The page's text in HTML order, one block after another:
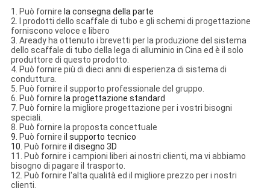
1. Può fornire la consegna della parte
2.
I prodotti dello scaffale di tubo e gli schemi di progettazione
forniscono veloce e libero
3. Areadyha ottenuto i brevetti per la produzione del sistema
dello scaffale di tubo della lega di alluminio in Cina ed è il solo
produttore di questo prodotto.
4. Può fornire più di dieci anni di esperienza di sistema di
conduttura.
5. Può fornire il supporto professionale del gruppo.
6. Può fornire la progettazione standard
7. Può fornire la migliore progettazione per i vostri bisogni
speciali.
8. Può fornire la proposta concettuale
9. Può fornire il supporto tecnico
10. Può fornire il disegno 3D
11. Può fornire i campioni liberi ai nostri clienti, ma vi abbiamo
bisogno di pagare il trasporto.
12. Può fornire l'alta qualità ed il migliore prezzo per i nostri
clienti.